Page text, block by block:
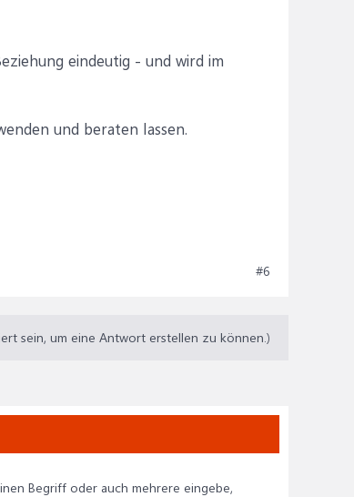
eindeutig - und wird im
und beraten lassen.
#6
sein, um eine Antwort erstellen zu können.)
Begriff oder auch mehrere eingebe,